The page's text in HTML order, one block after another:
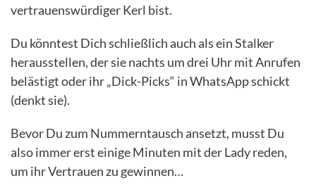
vertrauenswürdiger Kerl bist.
Du könntest Dich schließlich auch als ein Stalker
herausstellen, der sie nachts um drei Uhr mit Anrufen
belästigt oder ihr „Dick-Picks“ in WhatsApp schickt
(denkt sie).
Bevor Du zum Nummerntausch ansetzt, musst Du
also immer erst einige Minuten mit der Lady reden,
um ihr Vertrauen zu gewinnen…